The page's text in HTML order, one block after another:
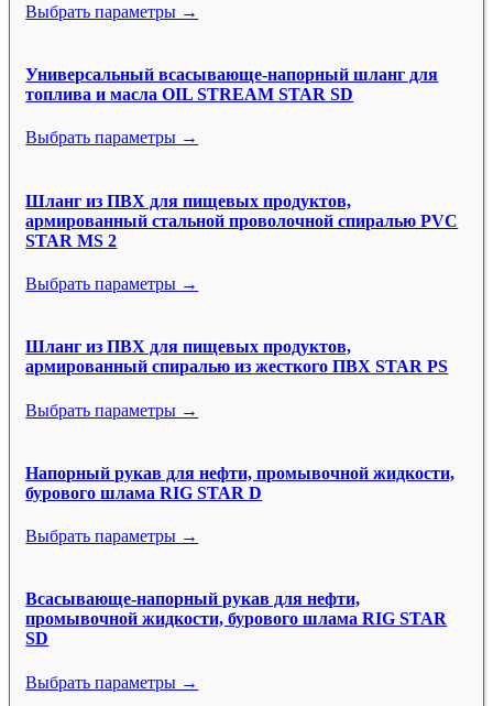
Выбрать параметры →
Универсальный всасывающе-напорный шланг для
топлива и масла OIL STREAM STAR SD
Выбрать параметры →
Шланг из ПВХ для пищевых продуктов,
армированный стальной проволочной спиралью PVC
STAR MS 2
Выбрать параметры →
Шланг из ПВХ для пищевых продуктов,
армированный спиралью из жесткого ПВХ STAR PS
Выбрать параметры →
Напорный рукав для нефти, промывочной жидкости,
бурового шлама RIG STAR D
Выбрать параметры →
Всасывающе-напорный рукав для нефти,
промывочной жидкости, бурового шлама RIG STAR
SD
Выбрать параметры →